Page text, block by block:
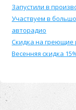
Запустили в
Участвуем в
авторадио
Скидка на греющие
Весенняя скидка